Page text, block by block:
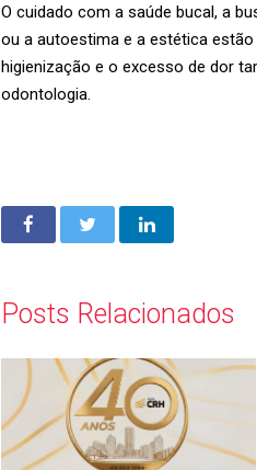
O cuidado com a saúde bucal, a
ou a autoestima e a estética
higienização e o excesso de dor
odontologia.
Posts Relacionados